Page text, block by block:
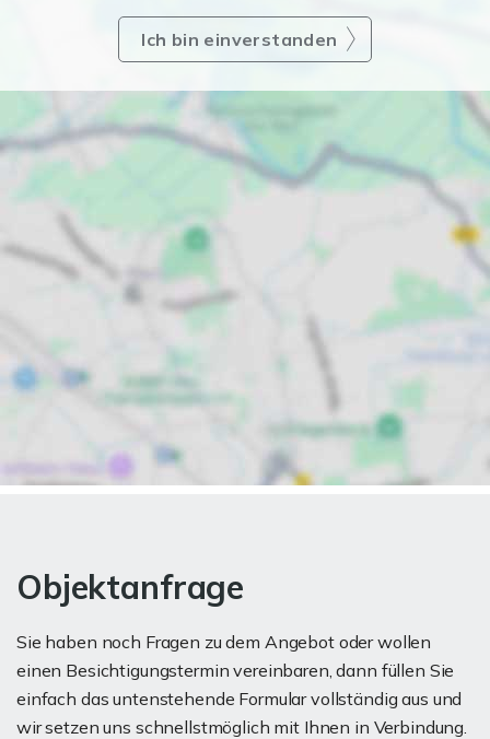
Ich bin einverstanden
Objektanfrage
Sie haben noch Fragen zu dem Angebot oder wollen
einen Besichtigungstermin vereinbaren, dann füllen Sie
einfach das untenstehende Formular vollständig aus und
wir setzen uns schnellstmöglich mit Ihnen in Verbindung.